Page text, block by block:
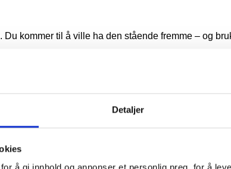
Detaljer
kommer til å ville ha den stående fremme – og
grønnsaker og egg. You name it – Piri Piri fikser
Oh Yeah Baby!